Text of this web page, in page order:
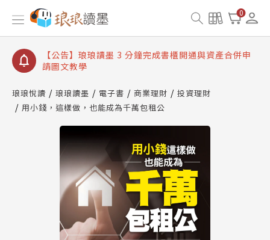
0
【公告】琅琅讀墨數位閱讀資產合併與書櫃開通申請
【公告】琅琅讀墨書櫃開通常見問題
【公告】琅琅讀墨 3 分鐘完成書櫃開通與資產合併申
請圖文教學
查詢
【公告】琅琅讀墨數位閱讀資產合併與書櫃開通申請
琅琅悅讀 琅琅讀墨 電子書 商業理財
投資理財
用小錢，這樣做，也能成為千萬包租公